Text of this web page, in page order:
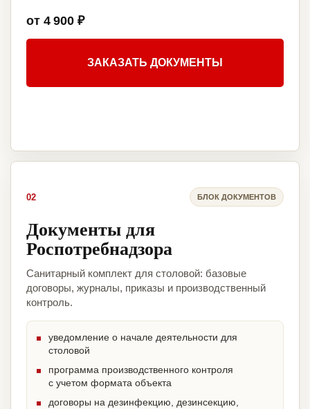
от 4 900 ₽
ЗАКАЗАТЬ ДОКУМЕНТЫ
02 БЛОК ДОКУМЕНТОВ
Документы для
Роспотребнадзора
Санитарный комплект для столовой: базовые
договоры, журналы, приказы и производственный
контроль.
уведомление о начале деятельности для
столовой
программа производственного контроля
с учетом формата объекта
договоры на дезинфекцию, дезинсекцию,